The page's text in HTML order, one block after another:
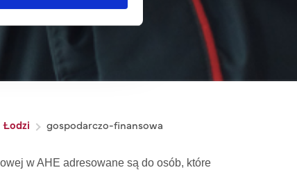
gospodarczo-finansowa
w AHE adresowane są do osób, które